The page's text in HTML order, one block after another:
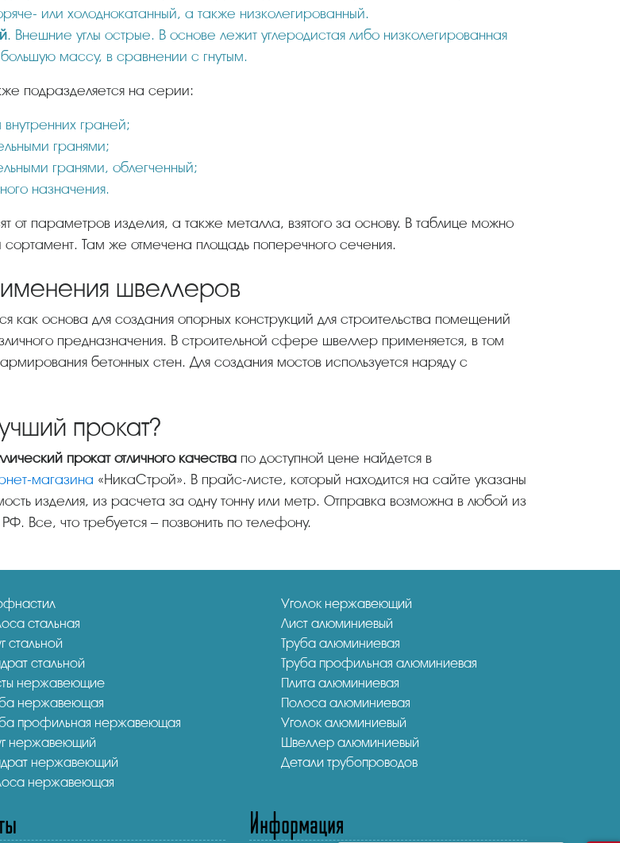
или холоднокатанный, а также низколегированный.
. Внешние углы острые. В основе лежит углеродистая либо низколегированная
массу, в сравнении с гнутым.
подразделяется на серии:
граней;
гранями;
гранями, облегченный;
назначения.
сортамент. Там же отмечена площадь поперечного сечения.
швеллеров
предназначения. В строительной сфере швеллер применяется, в том
бетонных стен. Для создания мостов используется наряду с
прокат?
прокат отличного качества по доступной цене найдется в
магазина «НикаСтрой». В прайс-листе, который находится на сайте указаны
изделия, из расчета за одну тонну или метр. Отправка возможна в любой из
Все, что требуется – позвонить по телефону.
стальная
стальной
стальной
нержавеющие
нержавеющая
профильная нержавеющая
нержавеющий
нержавеющий
нержавеющая
Уголок нержавеющий
Лист алюминиевый
Труба алюминиевая
Труба профильная алюминиевая
Плита алюминиевая
Полоса алюминиевая
Уголок алюминиевый
Швеллер алюминиевый
Детали трубопроводов
Информация